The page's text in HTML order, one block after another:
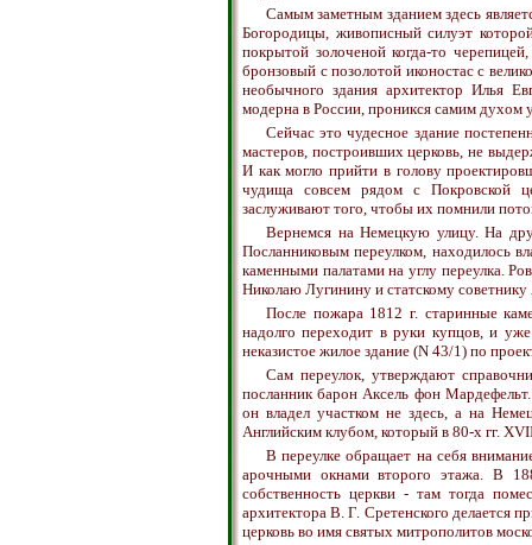
Самым заметным зданием здесь
Богородицы, живописный силуэт
покрытой золоченой когда-то
бронзовый с позолотой иконостас с
необычного здания архитектор Илья
модерна в России, проникся самим
Сейчас это чудесное здание
мастеров, построивших церковь, не
И как могло прийти в голову
чудища совсем рядом с Покровской
заслуживают того, чтобы их помнили
Вернемся на Немецкую улицу. На
Посланниковым переулком, находилось
каменными палатами на углу переулка.
Николаю Лугинину и статскому
После пожара 1812 г. старинные
надолго переходит в руки купцов, и
неказистое жилое здание (N 43/1) по
Сам переулок, утверждают
посланник барон Аксель фон
он владел участком не здесь, а на
Английским клубом, который в 80-х гг.
В переулке обращает на себя
арочными окнами второго этажа. В
собственность церкви - там тогда
архитектора В. Г. Сретенского делается
церковь во имя святых митрополитов